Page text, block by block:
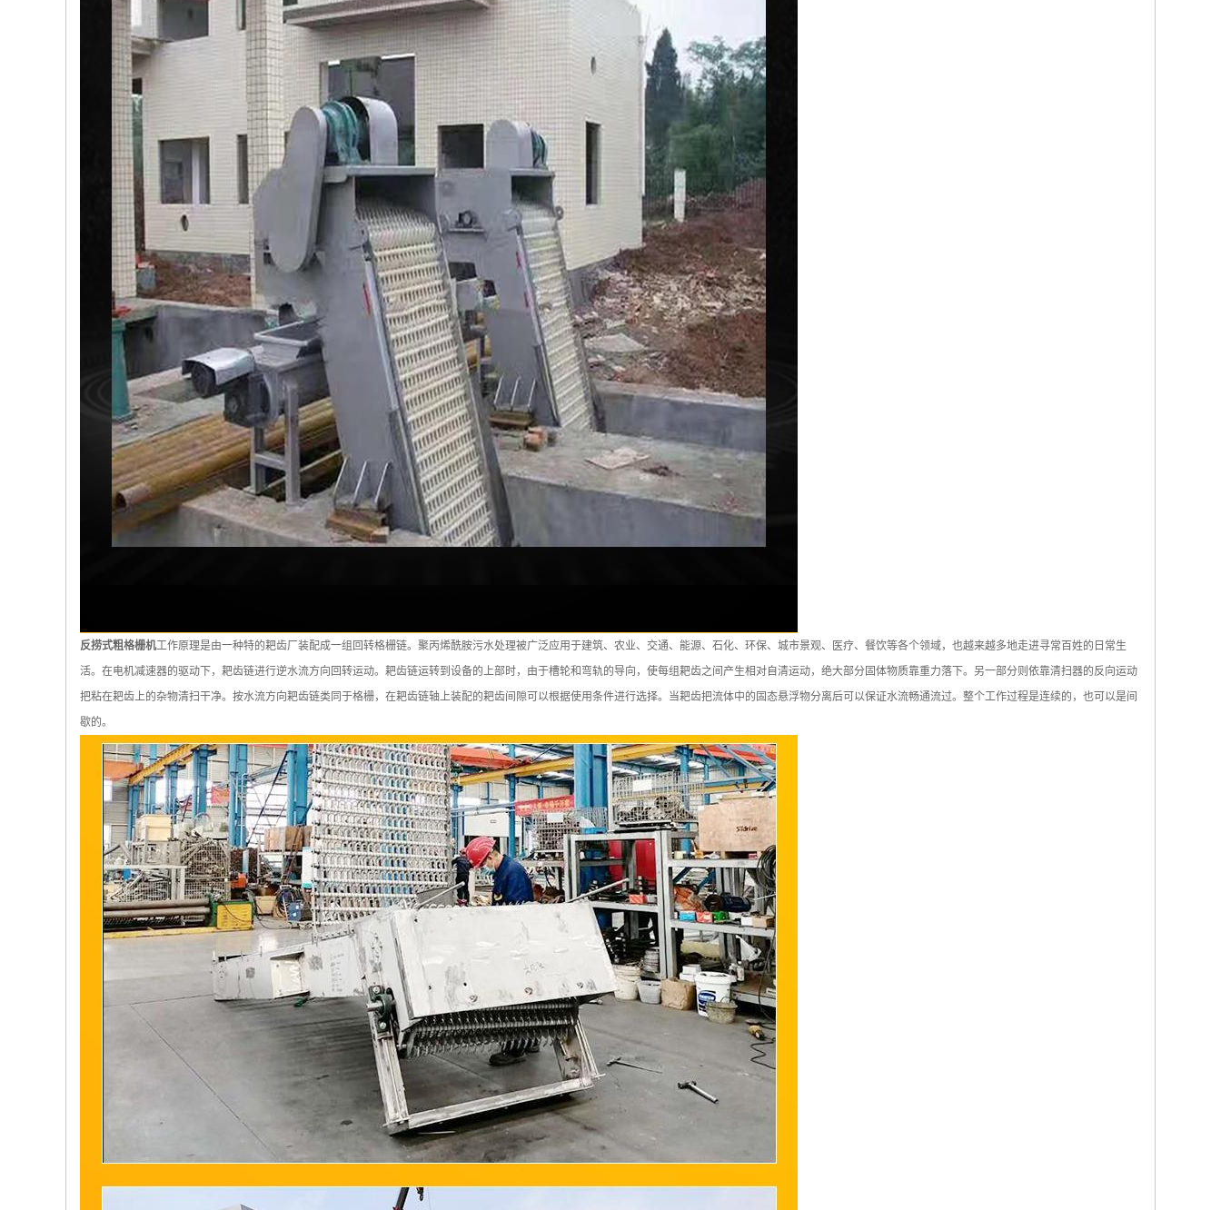
反捞式粗格栅机工作原理是由一种特的耙齿厂装配成一组回转格栅链。聚丙烯酰胺污水处理被广泛应用于建筑、农业、交通、能源、石化、环保、城市景观、医疗、餐饮等各个领域，也越来越多地走进寻常百姓的日常生
活。在电机减速器的驱动下，耙齿链进行逆水流方向回转运动。耙齿链运转到设备的上部时，由于槽轮和弯轨的导向，使每组耙齿之间产生相对自清运动，绝大部分固体物质靠重力落下。另一部分则依靠清扫器的反向运动
把粘在耙齿上的杂物清扫干净。按水流方向耙齿链类同于格栅，在耙齿链轴上装配的耙齿间隙可以根据使用条件进行选择。当耙齿把流体中的固态悬浮物分离后可以保证水流畅通流过。整个工作过程是连续的，也可以是间
歇的。